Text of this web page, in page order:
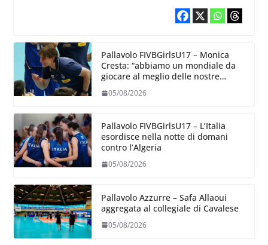
Pallavolo FIVBGirlsU17 – Monica
Cresta: “abbiamo un mondiale da
giocare al meglio delle nostre
05/08/2026
Pallavolo FIVBGirlsU17 – L’Italia
esordisce nella notte di domani
contro l’Algeria
05/08/2026
Pallavolo Azzurre – Safa Allaoui
aggregata al collegiale di Cavalese
05/08/2026